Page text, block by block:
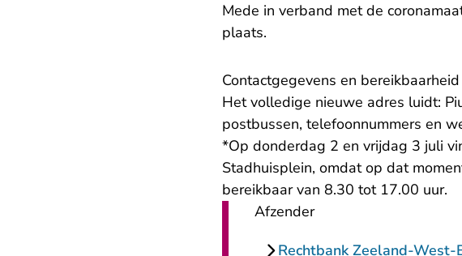
Mede in verband met de
plaats.
Contactgegevens en bereikbaarheid
Het volledige nieuwe adres luidt:
postbussen, telefoonnummers en
*Op donderdag 2 en vrijdag 3 juli
Stadhuisplein, omdat op dat
bereikbaar van 8.30 tot 17.00 uur.
Afzender
Rechtbank Zeeland-West-